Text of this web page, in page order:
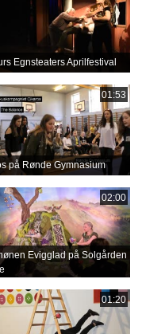
Egnsteaters Aprilfestival
01:53
på Rønde Gymnasium
02:00
Evigglad på Solgården
01:20